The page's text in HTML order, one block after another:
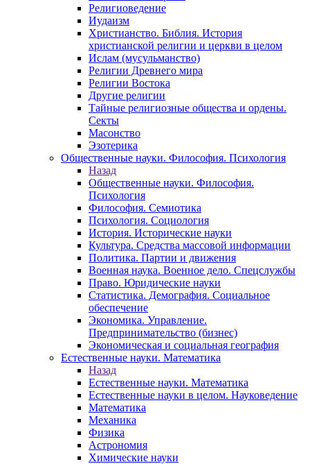
Религиоведение
Иудаизм
Христианство. Библия. История
христианской религии и церкви в целом
Ислам (мусульманство)
Религии Древнего мира
Религии Востока
Другие религии
Тайные религиозные общества и ордены.
Секты
Масонство
Эзотерика
Общественные науки. Философия. Психология
Назад
Общественные науки. Философия.
Психология
Философия. Семиотика
Психология. Социология
История. Исторические науки
Культура. Средства массовой информации
Политика. Партии и движения
Военная наука. Военное дело. Спецслужбы
Право. Юридические науки
Статистика. Демография. Социальное
обеспечение
Экономика. Управление.
Предпринимательство (бизнес)
Экономическая и социальная география
Естественные науки. Математика
Назад
Естественные науки. Математика
Естественные науки в целом. Науковедение
Математика
Механика
Физика
Астрономия
Химические науки